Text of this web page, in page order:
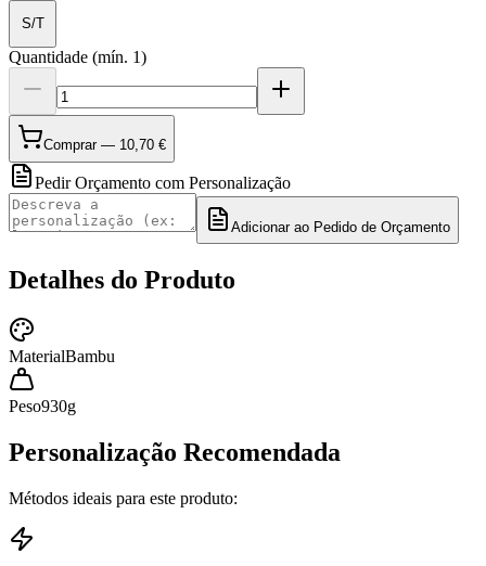
S/T
Quantidade (mín. 1)
Comprar — 10,70 €
Pedir Orçamento com Personalização
Adicionar ao Pedido de Orçamento
Detalhes do Produto
MaterialBambu
Peso930g
Personalização Recomendada
Métodos ideais para este produto: